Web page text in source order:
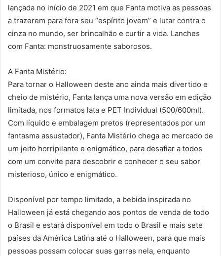
lançada no início de 2021 em que Fanta motiva as pessoas
a trazerem para fora seu “espírito jovem” e lutar contra o
cinza no mundo, ser brincalhão e curtir a vida. Lanches
com Fanta: monstruosamente saborosos.
A Fanta Mistério:
Para tornar o Halloween deste ano ainda mais divertido e
cheio de mistério, Fanta lança uma nova versão em edição
limitada, nos formatos lata e PET Individual (500/600ml).
Com líquido e embalagem pretos (representados por um
fantasma assustador), Fanta Mistério chega ao mercado de
um jeito horripilante e enigmático, para desafiar a todos
com um convite para descobrir e conhecer o seu sabor
misterioso, único e enigmático.
Disponível por tempo limitado, a bebida inspirada no
Halloween já está chegando aos pontos de venda de todo
o Brasil e estará disponível em todo o Brasil e mais sete
países da América Latina até o Halloween, para que mais
pessoas possam colocar suas garras nela, enquanto